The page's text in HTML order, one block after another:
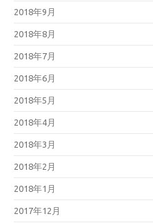
2018年9月
2018年8月
2018年7月
2018年6月
2018年5月
2018年4月
2018年3月
2018年2月
2018年1月
2017年12月